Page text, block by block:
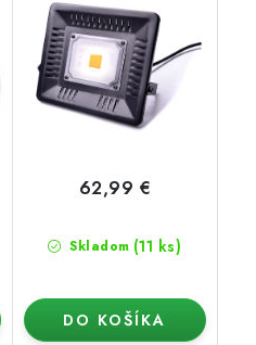
Skladom (11 ks)
62,99 €
DO KOŠÍKA